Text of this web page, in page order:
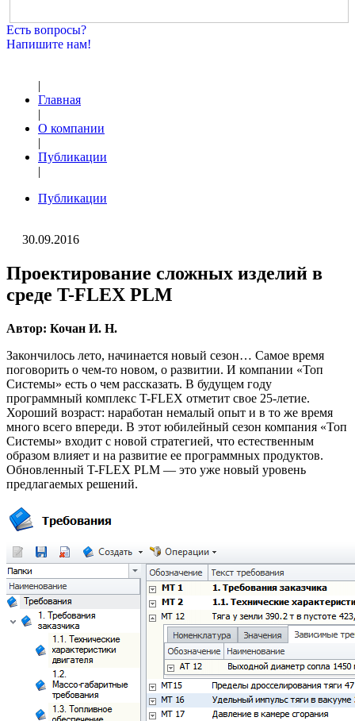
Есть вопросы?
Напишите нам!
|
Главная
|
О компании
|
Публикации
|
Публикации
30.09.2016
Проектирование сложных изделий в
среде T-FLEX PLM
Автор: Кочан И. Н.
Закончилось лето, начинается новый сезон… Самое время
поговорить о чем-то новом, о развитии. И компании «Топ
Системы» есть о чем рассказать. В будущем году
программный комплекс T-FLEX отметит свое 25-летие.
Хороший возраст: наработан немалый опыт и в то же время
много всего впереди. В этот юбилейный сезон компания «Топ
Системы» входит с новой стратегией, что естественным
образом влияет и на развитие ее программных продуктов.
Обновленный T-FLEX PLM — это уже новый уровень
предлагаемых решений.